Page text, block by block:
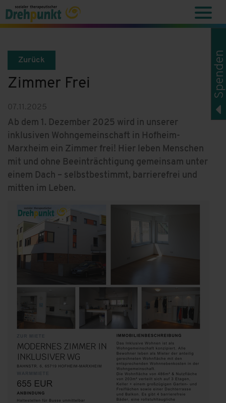
Zurück
Zimmer Frei
07.11.2025
Ab dem 1. Dezember 2025 wird in unserer
inklusiven Wohngemeinschaft in Hofheim-
Marxheim ein Zimmer frei! Hier leben Menschen
mit und ohne Beeinträchtigung gemeinsam unter
einem Dach – selbstbestimmt, barrierefrei und
mitten im Leben.
Spenden